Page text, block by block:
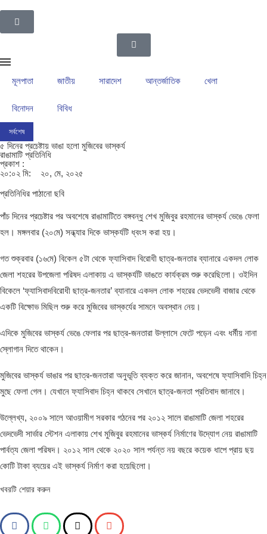
মূলপাতা জাতীয় সারাদেশ আন্তর্জাতিক খেলা
বিনোদন বিবিধ
সর্বশেষ
৫ দিনের প্রচেষ্টায় ভাঙা হলো মুজিবের ভাস্কর্য
রাঙামাটি প্রতিনিধি
প্রকাশ :
২০:০২ মি:
২০, মে, ২০২৫
প্রতিনিধির পাঠানো ছবি
পাঁচ দিনের প্রচেষ্টার পর অবশেষে রাঙামাটিতে বঙ্গবন্ধু শেখ মুজিবুর রহমানের ভাস্কর্য ভেঙে ফেলা
হল। মঙ্গলবার (২০মে) সন্ধ্যার দিকে ভাস্কর্যটি ধ্বংস করা হয়।
গত শুক্রবার (১৬মে) বিকেল ৫টা থেকে ফ্যাসিবাদ বিরোধী ছাত্র-জনতার ব্যানারে একদল লোক
জেলা শহরের উপজেলা পরিষদ এলাকায় এ ভাস্কর্যটি ভাঙতে কার্যক্রম শুরু করেছিলো। ওইদিন
বিকেলে ‘ফ্যাসিবাদবিরোধী ছাত্র-জনতার’ ব্যানারে একদল লোক শহরের ভেদভেদী বাজার থেকে
একটি বিক্ষোভ মিছিল শুরু করে মুজিবের ভাস্কর্যের সামনে অবস্থান নেয়।
এদিকে মুজিবের ভাস্কর্য ভেঙে ফেলার পর ছাত্র-জনতারা উল্লাসে ফেটে পড়েন এবং ধর্মীয় নানা
স্লোগান দিতে থাকেন।
মুজিবের ভাস্কর্য ভাঙার পর ছাত্র-জনতারা অনুভূতি ব্যক্ত করে জানান, অবশেষে ফ্যাসিবাদি চিহ্ন
মুছে ফেলা গেল। যেখানে ফ্যাসিবাদ চিহ্ন থাকবে সেখানে ছাত্র-জনতা প্রতিবাদ জানাবে।
উল্লেখ্য, ২০০৯ সালে আওয়ামীগ সরকার গঠনের পর ২০১২ সালে রাঙামাটি জেলা শহরের
ভেদভেদী সার্ভার স্টেশন এলাকায় শেখ মুজিবুর রহমানের ভাস্কর্য নির্মাণের উদ্যোগ নেয় রাঙামাটি
পার্বত্য জেলা পরিষদ। ২০১২ সাল থেকে ২০২০ সাল পর্যন্ত নয় বছরে কয়েক ধাপে প্রায় ছয়
কোটি টাকা ব্যয়ের এই ভাস্কর্য নির্মাণ করা হয়েছিলো।
খবরটি শেয়ার করুন